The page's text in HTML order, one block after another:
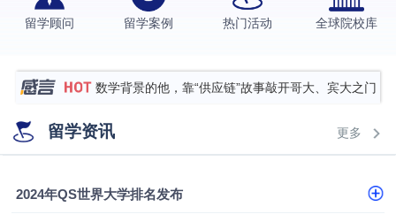
留学顾问 留学案例 热门活动 全球院校库
西南财经大学投资学背景，成功斩获英国名校多份
硕士录取
数学背景的他，靠“供应链”故事敲开哥大、宾大之门
专科逆袭伦敦大学学院UCL录取案例解析
香港浸会大学伦理与公共事务硕士录取
留学资讯 更多
2024年QS世界大学排名发布